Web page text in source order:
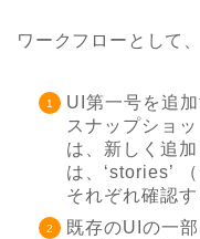
ワークフローとして、
UI第一号を追
スナップショ
は、新しく追
は、‘stories’
それぞれ確認
既存のUIの一